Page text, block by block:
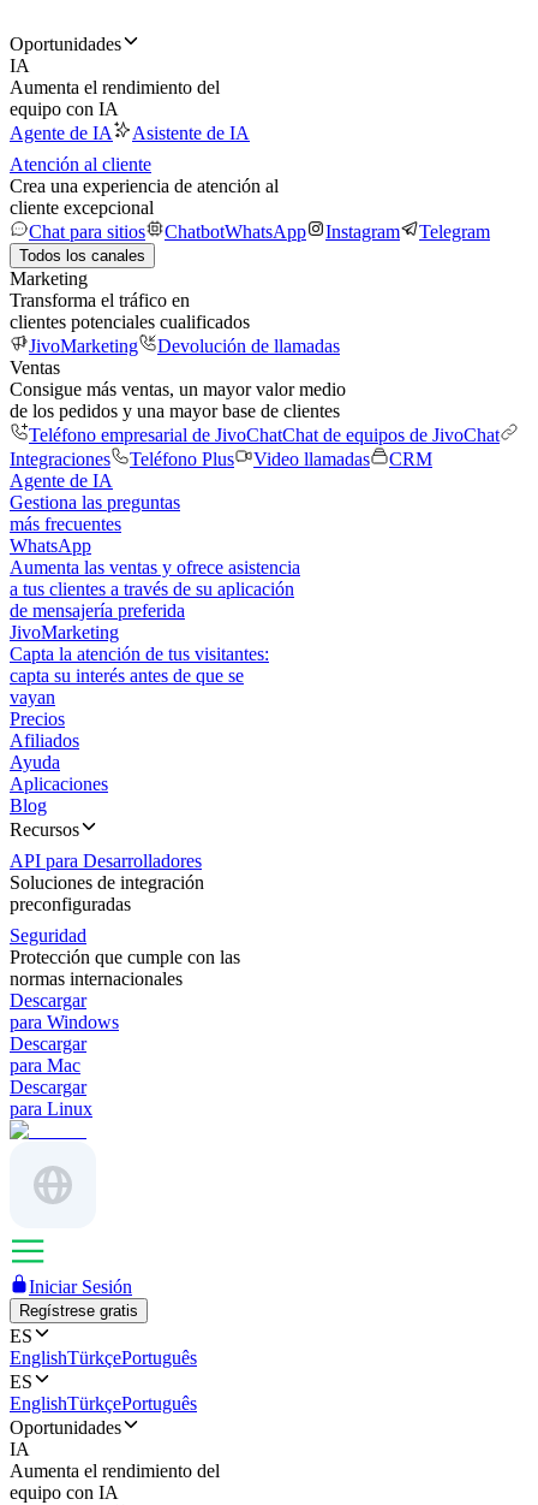
Oportunidades
IA
Aumenta el rendimiento del
equipo con IA
Agente de IA
Asistente de IA
Atención al cliente
Crea una experiencia de atención al
cliente excepcional
Chat para sitios
ChatbotWhatsApp Instagram Telegram
Todos los canales
Marketing
Transforma el tráfico en
clientes potenciales cualificados
JivoMarketing
Devolución de llamadas
Ventas
Consigue más ventas, un mayor valor medio
de los pedidos y una mayor base de clientes
Teléfono empresarial de JivoChatChat de equipos de JivoChat
Integraciones
Teléfono Plus Video llamadas
CRM
Agente de IA
Gestiona las preguntas
más frecuentes
WhatsApp
Aumenta las ventas y ofrece asistencia
a tus clientes a través de su aplicación
de mensajería preferida
JivoMarketing
Capta la atención de tus visitantes:
capta su interés antes de que se
vayan
Precios
Afiliados
Ayuda
Aplicaciones
Blog
Recursos
API para Desarrolladores
Soluciones de integración
preconfiguradas
Seguridad
Protección que cumple con las
normas internacionales
Descargar
para Windows
Descargar
para Mac
Descargar
para Linux
Iniciar Sesión
Regístrese gratis
ES
EnglishTürkçePortuguês
ES
EnglishTürkçePortuguês
Oportunidades
IA
Aumenta el rendimiento del
equipo con IA